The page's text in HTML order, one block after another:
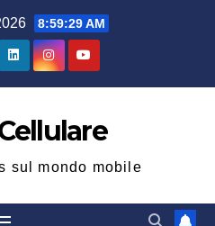
8:59:30 AM
sul mondo mobile